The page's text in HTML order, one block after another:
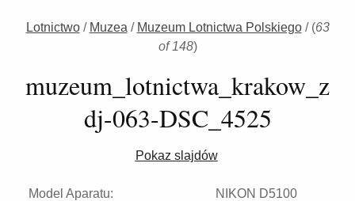
Lotnictwo/ Muzea / Muzeum Lotnictwa Polskiego/ (63
of 148)
muzeum_lotnictwa_krakow_z
dj-063-DSC_4525
Pokaz slajdów
Model Aparatu:
NIKON D5100